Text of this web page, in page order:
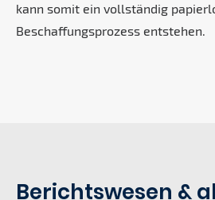
kann somit ein vollständig
Beschaffungsprozess entstehen.
Berichtswesen &